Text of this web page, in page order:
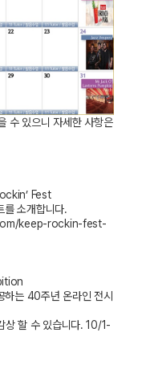
수 있으니 자세한 사항은
Fest
를 소개합니다.
keep-rockin-fest-
하는 40주년 온라인 전시
상 할 수 있습니다. 10/1-